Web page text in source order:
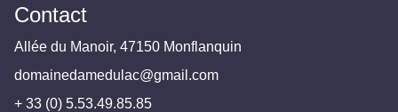
Contact
Allée du Manoir, 47150 Monflanquin
domainedamedulac@gmail.com
+ 33 (0) 5.53.49.85.85